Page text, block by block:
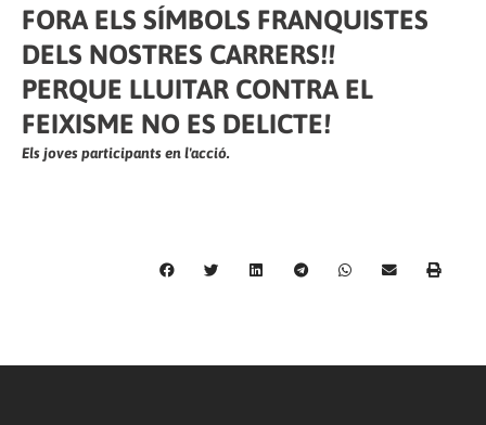
FORA ELS SÍMBOLS FRANQUISTES
DELS NOSTRES CARRERS!!
PERQUE LLUITAR CONTRA EL
FEIXISME NO ES DELICTE!
Els joves participants en l'acció.